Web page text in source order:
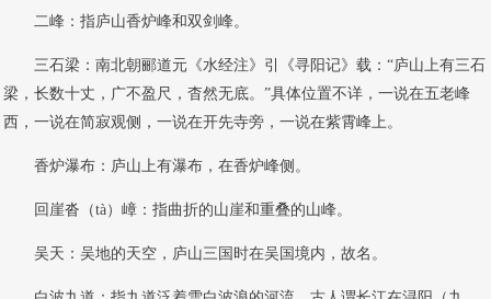
二峰：指庐山香炉峰和双剑峰。
三石梁：南北朝郦道元《水经注》引《寻阳记》载：“庐山上有三石
梁，长数十丈，广不盈尺，杳然无底。”具体位置不详，一说在五老峰
西，一说在简寂观侧，一说在开先寺旁，一说在紫霄峰上。
香炉瀑布：庐山上有瀑布，在香炉峰侧。
回崖沓（tà）嶂：指曲折的山崖和重叠的山峰。
吴天：吴地的天空，庐山三国时在吴国境内，故名。